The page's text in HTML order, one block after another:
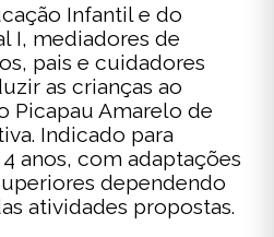
Infantil e do
I, mediadores de
pais e cuidadores
as crianças ao
Picapau Amarelo de
Indicado para
anos, com adaptações
dependendo
atividades propostas.